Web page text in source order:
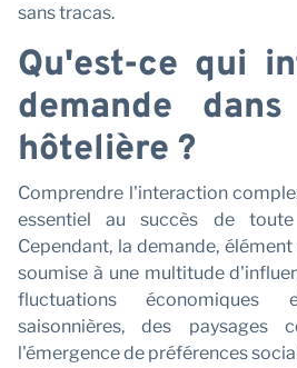
sans tracas.
Qu'est-ce qui
demande
hôtelière ?
Comprendre l'interaction
essentiel au succès de
Cependant, la demande,
soumise à une multitude
fluctuations
saisonnières, des paysages
l'émergence de préférences